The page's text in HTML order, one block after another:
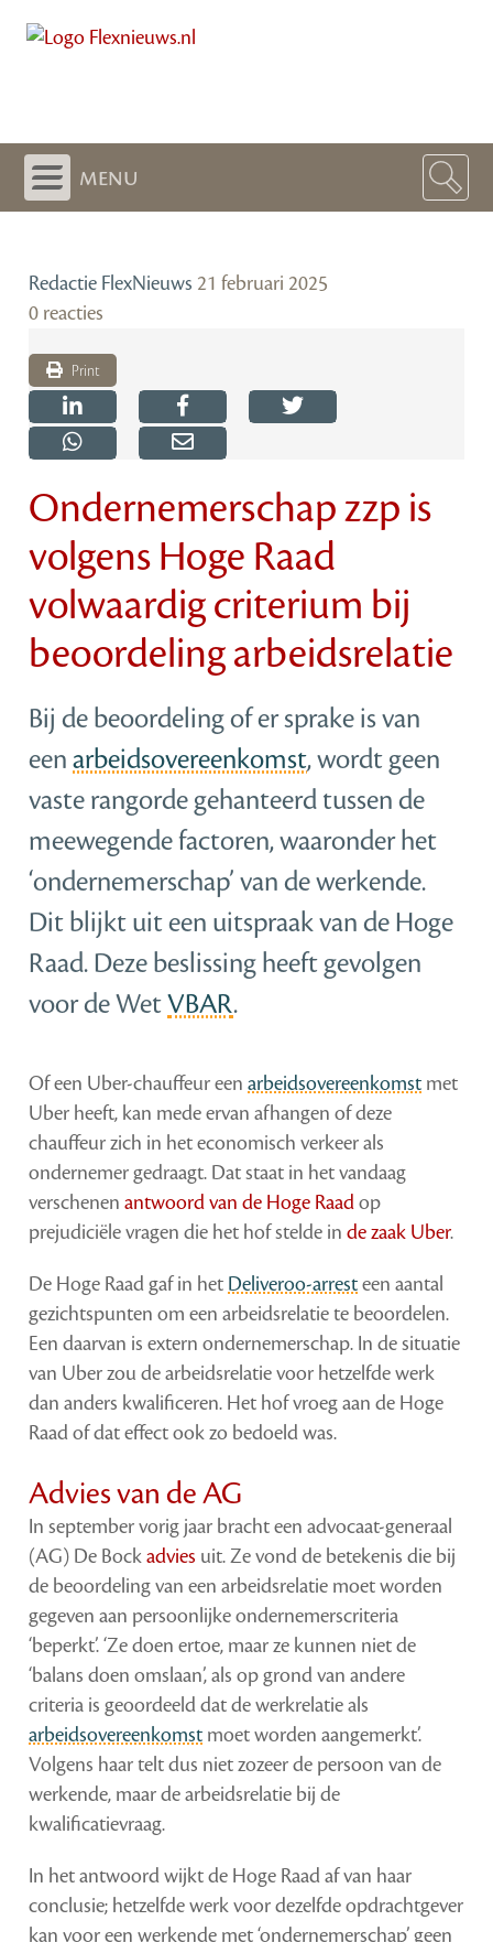
menu
Redactie FlexNieuws 21 februari 2025
0 reacties
Print
Ondernemerschap zzp is
volgens Hoge Raad
volwaardig criterium bij
beoordeling arbeidsrelatie
Bij de beoordeling of er sprake is van
eenarbeidsovereenkomst, wordt geen
vaste rangorde gehanteerd tussen de
meewegende factoren, waaronder het
‘ondernemerschap’ van de werkende.
Dit blijkt uit een uitspraak van de Hoge
Raad. Deze beslissing heeft gevolgen
voor de WetVBAR.
Of een Uber-chauffeur eenarbeidsovereenkomst met
Uber heeft, kan mede ervan afhangen of deze
chauffeur zich in het economisch verkeer als
ondernemer gedraagt. Dat staat in het vandaag
verschenenantwoordvan de Hoge Raadop
prejudiciële vragen die het hof stelde inde zaak Uber.
De Hoge Raad gaf in het Deliveroo-arresteen aantal
gezichtspunten om een arbeidsrelatie te beoordelen.
Een daarvan is extern ondernemerschap. In de situatie
van Uber zou de arbeidsrelatie voor hetzelfde werk
dan anders kwalificeren. Het hof vroeg aan de Hoge
Raad of dat effect ook zo bedoeld was.
Advies van de AG
In september vorig jaar bracht een advocaat-generaal
(AG) De Bockadvies uit. Ze vond de betekenis die bij
de beoordeling van een arbeidsrelatie moet worden
gegeven aan persoonlijke ondernemerscriteria
‘beperkt’. ‘Ze doen ertoe, maar ze kunnen niet de
‘balans doen omslaan’, als op grond van andere
criteria is geoordeeld dat de werkrelatie als
arbeidsovereenkomst moet worden aangemerkt’.
Volgens haar telt dus niet zozeer de persoon van de
werkende, maar de arbeidsrelatie bij de
kwalificatievraag.
In het antwoord wijkt de Hoge Raad af van haar
conclusie; hetzelfde werk voor dezelfde opdrachtgever
kan voor een werkende met ‘ondernemerschap’ geen